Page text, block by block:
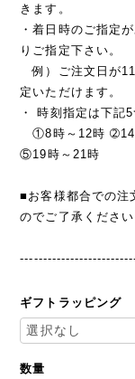
きます。
・着日時のご指定
りご指定下さい。
例）ご注文日が
定いただけます。
・ 時刻指定は下記
①8時～12時 ➁14
⑤19時～21時
■お客様都合での注
のでご了承ください
ギフトラッピング
数量